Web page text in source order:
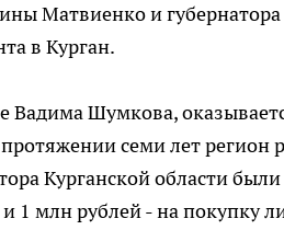
Матвиенко и
в Курган.
Вадима Шумкова,
семи лет регион
Курганской области
1 млн рублей - на покупку